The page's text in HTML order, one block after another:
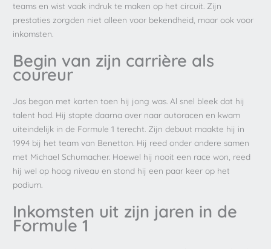
teams en wist vaak indruk te maken op het circuit. Zijn
prestaties zorgden niet alleen voor bekendheid, maar ook voor
inkomsten.
Begin van zijn carrière als
coureur
Jos begon met karten toen hij jong was. Al snel bleek dat hij
talent had. Hij stapte daarna over naar autoracen en kwam
uiteindelijk in de Formule 1 terecht. Zijn debuut maakte hij in
1994 bij het team van Benetton. Hij reed onder andere samen
met Michael Schumacher. Hoewel hij nooit een race won, reed
hij wel op hoog niveau en stond hij een paar keer op het
podium.
Inkomsten uit zijn jaren in de
Formule 1